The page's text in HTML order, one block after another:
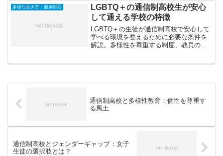
します。
多様な生き方・個別対応
LGBTQ＋の通信制高校生が安心
して通える学校の特徴
LGBTQ＋の生徒が通信制高校で安心して
学べる環境を整えるために必要な条件を
解説。多様性を尊重する制度、教員の理
通信制高校と多様性教育：個性を尊重す
る風土
通信制高校とジェンダーギャップ：女子
生徒の選択肢とは？